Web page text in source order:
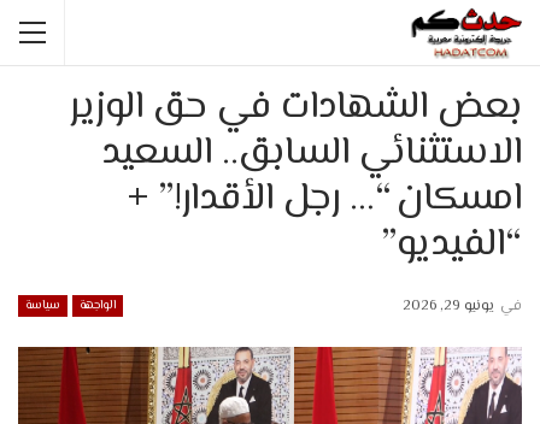
بعض الشهادات في حق الوزير
الاستثنائي السابق.. السعيد
امسكان “… رجل الأقدار!” +
“الفيديو”
الواجهة سياسة في يونيو 29, 2026